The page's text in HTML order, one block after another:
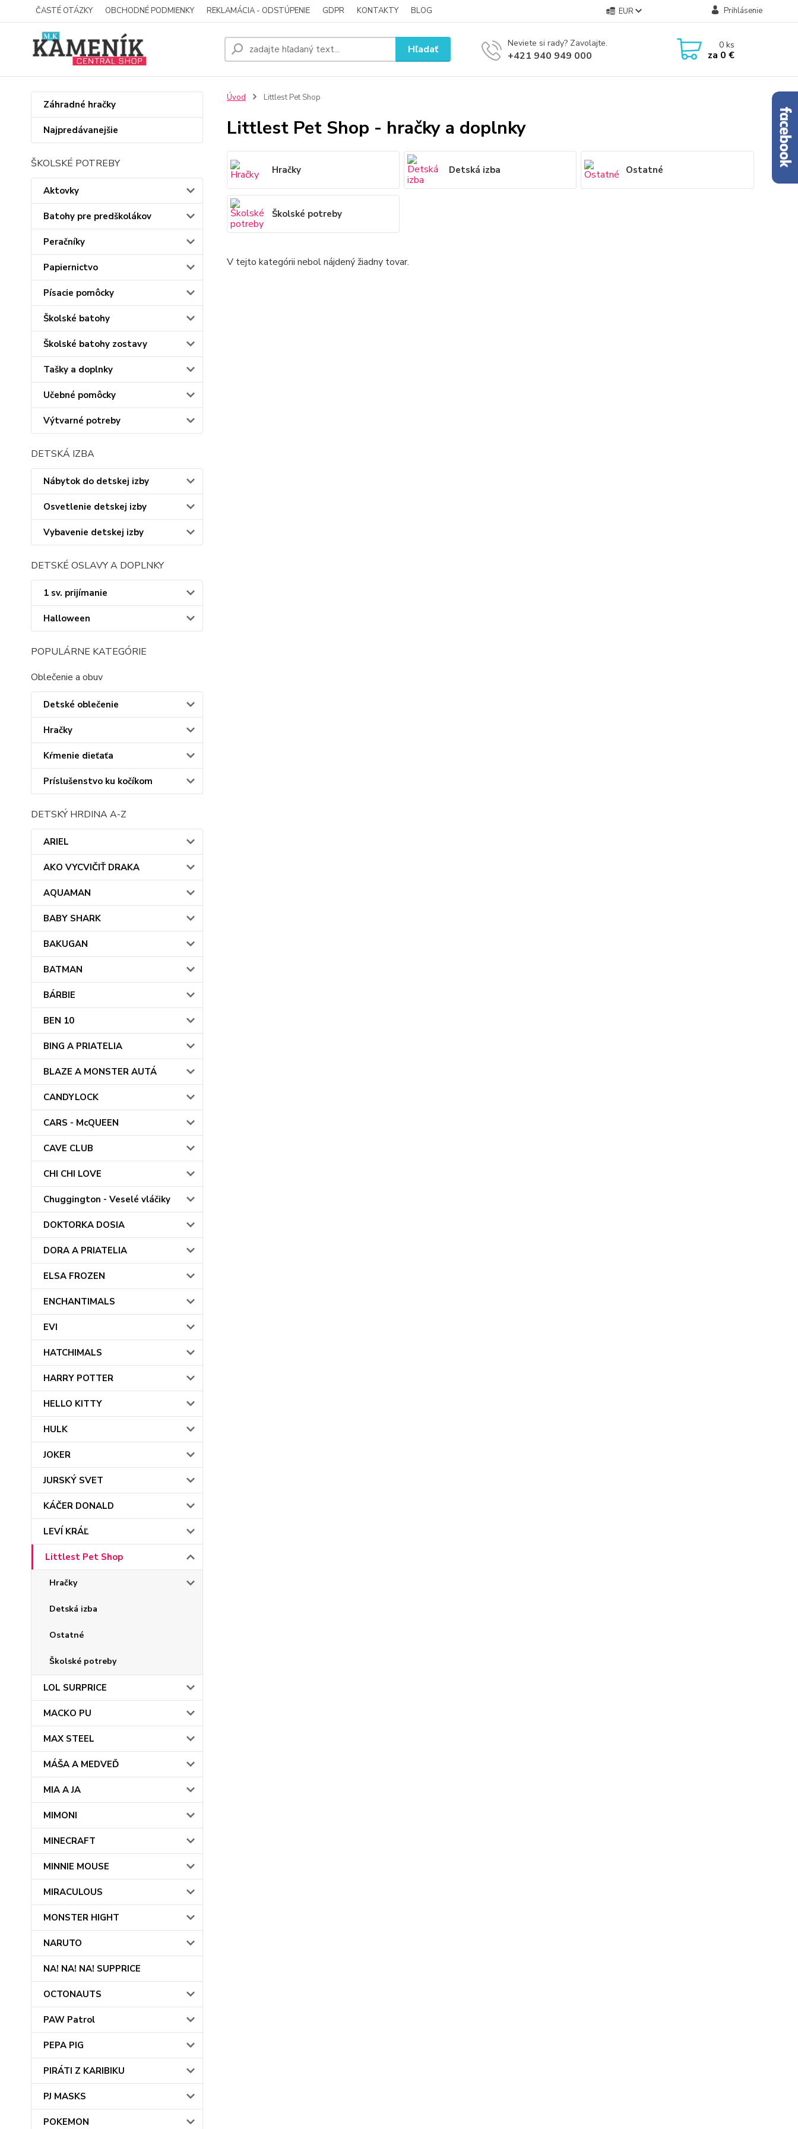
ČASTÉ OTÁZKY OBCHODNÉ PODMIENKY REKLAMÁCIA - ODSTÚPENIE GDPR KONTAKTY BLOG EUR Prihlásenie
Hľadať Neviete si rady? Zavolajte.
+421 940 949 000
0ks
za 0 €
Záhradné hračky
Najpredávanejšie
ŠKOLSKÉ POTREBY
Aktovky
Batohy pre predškolákov
Peračníky
Papiernictvo
Písacie pomôcky
Školské batohy
Školské batohy zostavy
Tašky a doplnky
Učebné pomôcky
Výtvarné potreby
DETSKÁ IZBA
Nábytok do detskej izby
Osvetlenie detskej izby
Vybavenie detskej izby
DETSKÉ OSLAVY A DOPLNKY
1 sv. prijímanie
Halloween
POPULÁRNE KATEGÓRIE
Oblečenie a obuv
Detské oblečenie
Hračky
Kŕmenie dieťaťa
Príslušenstvo ku kočíkom
DETSKÝ HRDINA A-Z
ARIEL
AKO VYCVIČIŤ DRAKA
AQUAMAN
BABY SHARK
BAKUGAN
BATMAN
BÁRBIE
BEN 10
BING A PRIATELIA
BLAZE A MONSTER AUTÁ
CANDYLOCK
CARS - McQUEEN
CAVE CLUB
CHI CHI LOVE
Chuggington - Veselé vláčiky
DOKTORKA DOSIA
DORA A PRIATELIA
ELSA FROZEN
ENCHANTIMALS
EVI
HATCHIMALS
HARRY POTTER
HELLO KITTY
HULK
JOKER
JURSKÝ SVET
KÁČER DONALD
LEVÍ KRÁĽ
Littlest Pet Shop
Hračky
Detská izba
Ostatné
Školské potreby
LOL SURPRICE
MACKO PU
MAX STEEL
MÁŠA A MEDVEĎ
MIA A JA
MIMONI
MINECRAFT
MINNIE MOUSE
MIRACULOUS
MONSTER HIGHT
NARUTO
NA! NA! NA! SUPPRICE
OCTONAUTS
PAW Patrol
PEPA PIG
PIRÁTI Z KARIBIKU
PJ MASKS
POKEMON
Úvod Littlest Pet Shop
Littlest Pet Shop - hračky a doplnky
Hračky Detská izba Ostatné
Školské potreby
V tejto kategórii nebol nájdený žiadny tovar.